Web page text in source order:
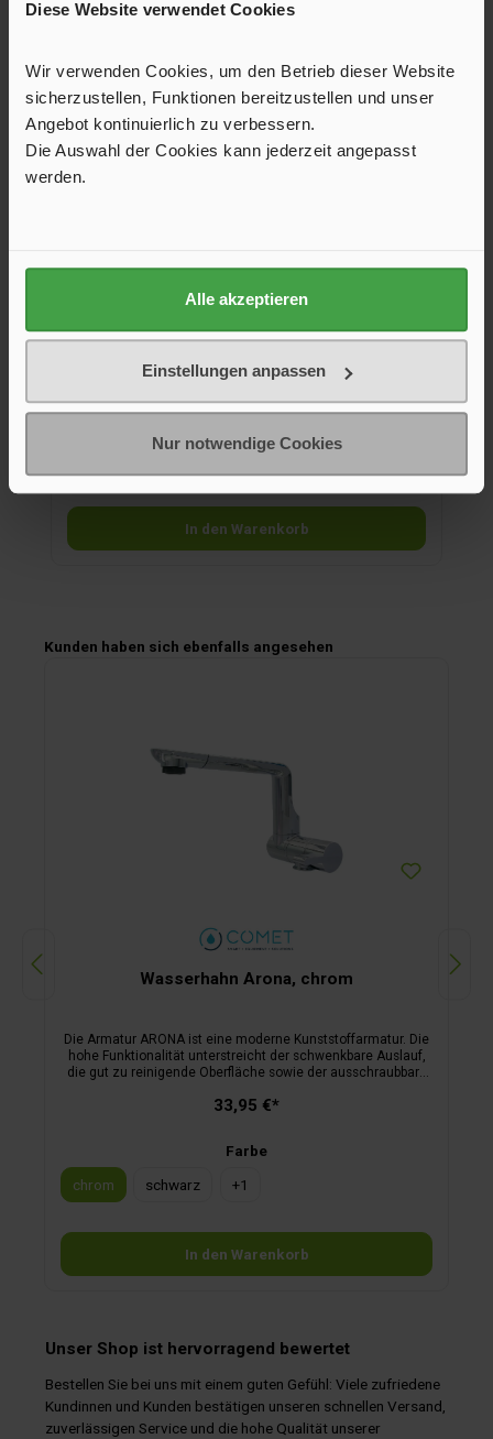
Diese Website verwendet Cookies
Wir verwenden Cookies, um den Betrieb dieser Website
sicherzustellen, Funktionen bereitzustellen und unser
Angebot kontinuierlich zu verbessern.
Die Auswahl der Cookies kann jederzeit angepasst
werden.
Alle akzeptieren
Einstellungen anpassen
Nur notwendige Cookies
Produktgalerie überspringen
Ersatzteile
Mikroschalter für Armaturen der Serien
Arona, London, Prestige, Novo-Super und
Windsor
Mikroschalter für Armaturen der Serien Arona, London,
6,95 €*
In den Warenkorb
Produktgalerie überspringen
Kunden haben sich ebenfalls angesehen
Wasserhahn Arona, chrom
Die Armatur ARONA ist eine moderne Kunststoffarmatur. Die
hohe Funktionalität unterstreicht der schwenkbare Auslauf,
die gut zu reinigende Oberfläche sowie der ausschraubbare
Reinigungsschlüssel zum Entkalken und Reinigen. Die
in Caravan und Reisemobil. Nicht für Druckwasseranlagen
33,95 €*
Farbe
chrom
schwarz +1
In den Warenkorb
Unser Shop ist hervorragend bewertet
Bestellen Sie bei uns mit einem guten Gefühl: Viele zufriedene
Kundinnen und Kunden bestätigen unseren schnellen Versand,
zuverlässigen Service und die hohe Qualität unserer